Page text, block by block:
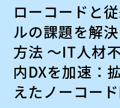
ローコードと
ルの課題を解
方法 〜IT人材
内DXを加速：
えたノーコー